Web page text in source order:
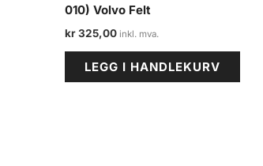
010) Volvo Felt
kr325,00
LEGG I HANDLEKURV